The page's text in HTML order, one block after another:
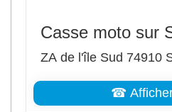
Casse moto sur
ZA de l'île Sud 74910
☎